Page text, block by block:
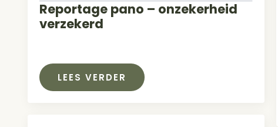
Reportage pano – onzekerheid
verzekerd
LEES VERDER